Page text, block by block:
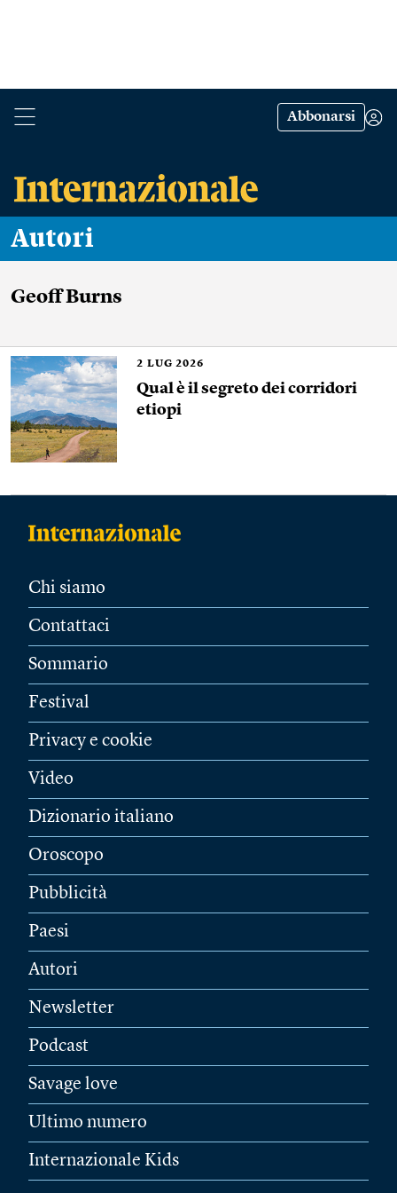
Abbonarsi
Autori
Geoff Burns
2 LUG 2026
Qual è il segreto dei corridori
etiopi
Chi siamo
Contattaci
Sommario
Festival
Privacy e cookie
Video
Dizionario italiano
Oroscopo
Pubblicità
Paesi
Autori
Newsletter
Podcast
Savage love
Ultimo numero
Internazionale Kids